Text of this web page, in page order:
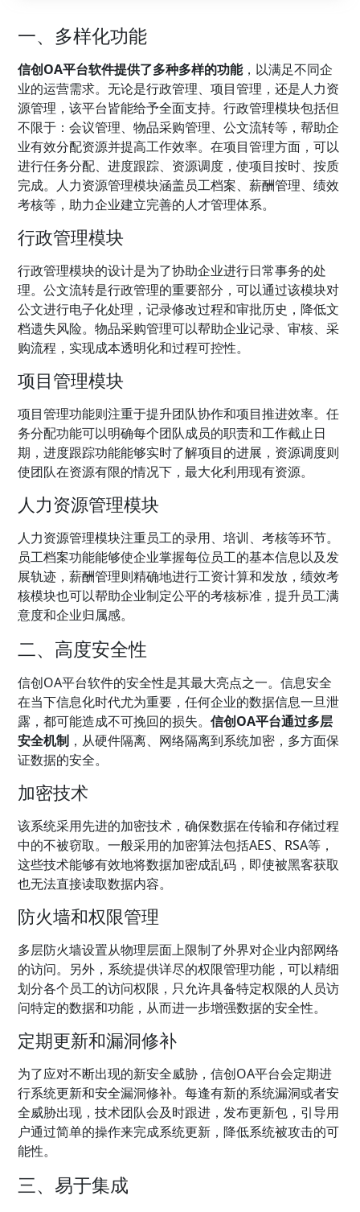
一、多样化功能
信创OA平台软件提供了多种多样的功能，以满足不同企
业的运营需求。无论是行政管理、项目管理，还是人力资
源管理，该平台皆能给予全面支持。行政管理模块包括但
不限于：会议管理、物品采购管理、公文流转等，帮助企
业有效分配资源并提高工作效率。在项目管理方面，可以
进行任务分配、进度跟踪、资源调度，使项目按时、按质
完成。人力资源管理模块涵盖员工档案、薪酬管理、绩效
考核等，助力企业建立完善的人才管理体系。
行政管理模块
行政管理模块的设计是为了协助企业进行日常事务的处
理。公文流转是行政管理的重要部分，可以通过该模块对
公文进行电子化处理，记录修改过程和审批历史，降低文
档遗失风险。物品采购管理可以帮助企业记录、审核、采
购流程，实现成本透明化和过程可控性。
项目管理模块
项目管理功能则注重于提升团队协作和项目推进效率。任
务分配功能可以明确每个团队成员的职责和工作截止日
期，进度跟踪功能能够实时了解项目的进展，资源调度则
使团队在资源有限的情况下，最大化利用现有资源。
人力资源管理模块
人力资源管理模块注重员工的录用、培训、考核等环节。
员工档案功能能够使企业掌握每位员工的基本信息以及发
展轨迹，薪酬管理则精确地进行工资计算和发放，绩效考
核模块也可以帮助企业制定公平的考核标准，提升员工满
意度和企业归属感。
二、高度安全性
信创OA平台软件的安全性是其最大亮点之一。信息安全
在当下信息化时代尤为重要，任何企业的数据信息一旦泄
露，都可能造成不可挽回的损失。信创OA平台通过多层
安全机制 ，从硬件隔离、网络隔离到系统加密，多方面保
证数据的安全。
加密技术
该系统采用先进的加密技术，确保数据在传输和存储过程
中的不被窃取。一般采用的加密算法包括AES、RSA等，
这些技术能够有效地将数据加密成乱码，即使被黑客获取
也无法直接读取数据内容。
防火墙和权限管理
多层防火墙设置从物理层面上限制了外界对企业内部网络
的访问。另外，系统提供详尽的权限管理功能，可以精细
划分各个员工的访问权限，只允许具备特定权限的人员访
问特定的数据和功能，从而进一步增强数据的安全性。
定期更新和漏洞修补
为了应对不断出现的新安全威胁，信创OA平台会定期进
行系统更新和安全漏洞修补。每逢有新的系统漏洞或者安
全威胁出现，技术团队会及时跟进，发布更新包，引导用
户通过简单的操作来完成系统更新，降低系统被攻击的可
能性。
三、易于集成